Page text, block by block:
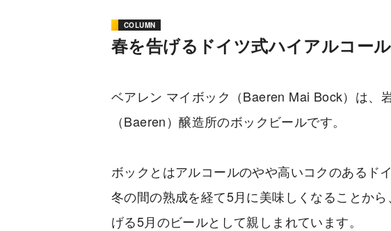
COLUMN
春を告げるドイツ式ハイアルコー
ベアレン マイボック（Baeren Mai Bock）は、
（Baeren）醸造所のボックビールです。
ボックとはアルコールのやや高いコクのあるド
冬の間の熟成を経て5月に美味しくなることか
げる5月のビールとして親しまれています。